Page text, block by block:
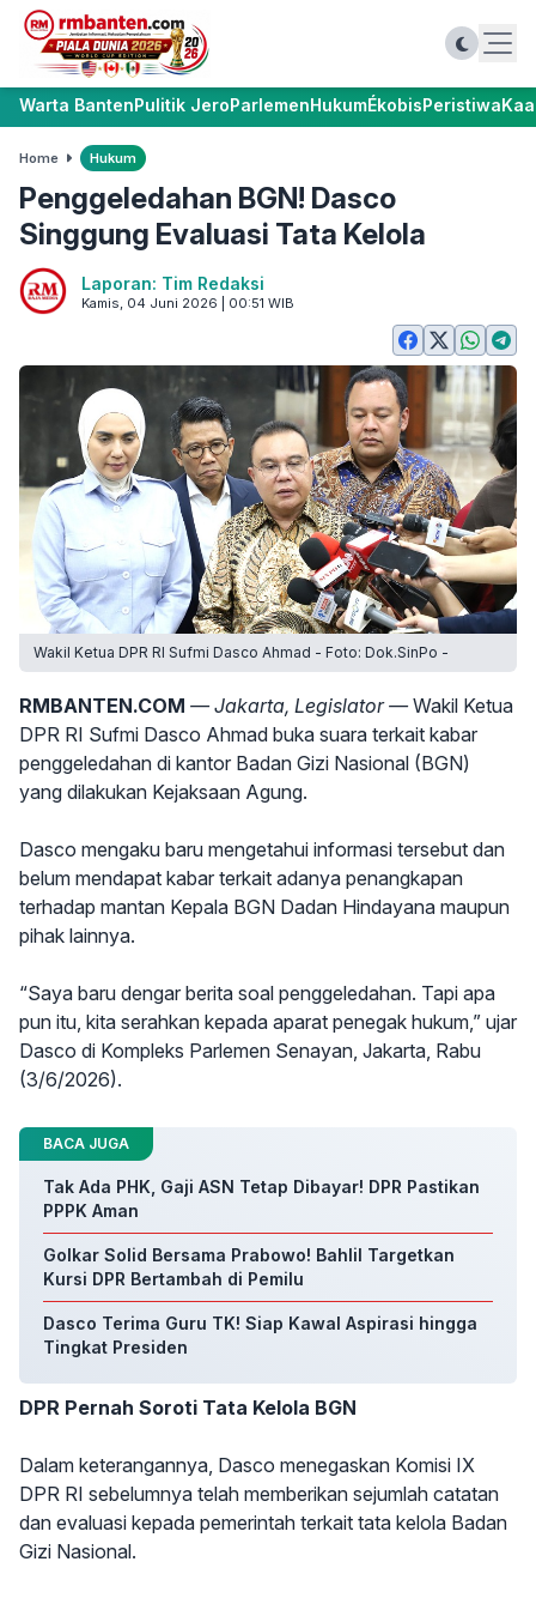
Warta BantenPulitik JeroParlemenHukumÉkobisPeristiwa
Home Hukum
Penggeledahan BGN! Dasco
Singgung Evaluasi Tata Kelola
Laporan: Tim Redaksi
Kamis, 04 Juni 2026 | 00:51 WIB
Wakil Ketua DPR RI Sufmi Dasco Ahmad - Foto: Dok.SinPo -
RMBANTEN.COM — Jakarta, Legislator —Wakil Ketua
DPR RI Sufmi Dasco Ahmad buka suara terkait kabar
penggeledahan di kantor Badan Gizi Nasional (BGN)
yang dilakukan Kejaksaan Agung.
Dasco mengaku baru mengetahui informasi tersebut dan
belum mendapat kabar terkait adanya penangkapan
terhadap mantan Kepala BGN Dadan Hindayana maupun
pihak lainnya.
“Saya baru dengar berita soal penggeledahan. Tapi apa
pun itu, kita serahkan kepada aparat penegak hukum,” ujar
Dasco di Kompleks Parlemen Senayan, Jakarta, Rabu
(3/6/2026).
BACA JUGA
Tak Ada PHK, Gaji ASN Tetap Dibayar! DPR Pastikan
PPPK Aman
Golkar Solid Bersama Prabowo! Bahlil Targetkan
Kursi DPR Bertambah di Pemilu
Dasco Terima Guru TK! Siap Kawal Aspirasi hingga
Tingkat Presiden
DPR Pernah Soroti Tata Kelola BGN
Dalam keterangannya, Dasco menegaskan Komisi IX
DPR RI sebelumnya telah memberikan sejumlah catatan
dan evaluasi kepada pemerintah terkait tata kelola Badan
Gizi Nasional.